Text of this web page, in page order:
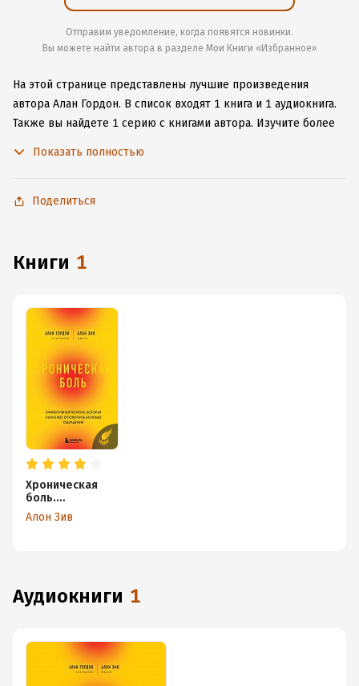
Отправим уведомление, когда появятся новинки.
Вы можете найти автора в разделе Мои Книги «Избранное»
На этой странице представлены лучшие произведения
автора Алан Гордон. В список входят 1 книга и 1 аудиокнига.
Также вы найдете 1 серию с книгами автора. Изучите более
чтобы не расставаться с любимыми произведениями даже
Показать полностью
Поделиться
книги 1
Хроническая
боль.
Эффективная
терапия,
Алон Зив
аудиокниги 1